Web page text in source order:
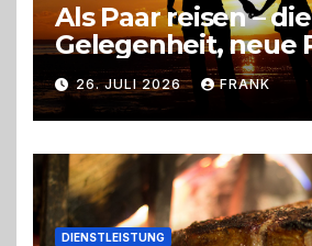
Als Paar reisen – die
Gelegenheit, neue
zu entdecken
26. JULI 2026 FRANK
DIENSTLEISTUNG